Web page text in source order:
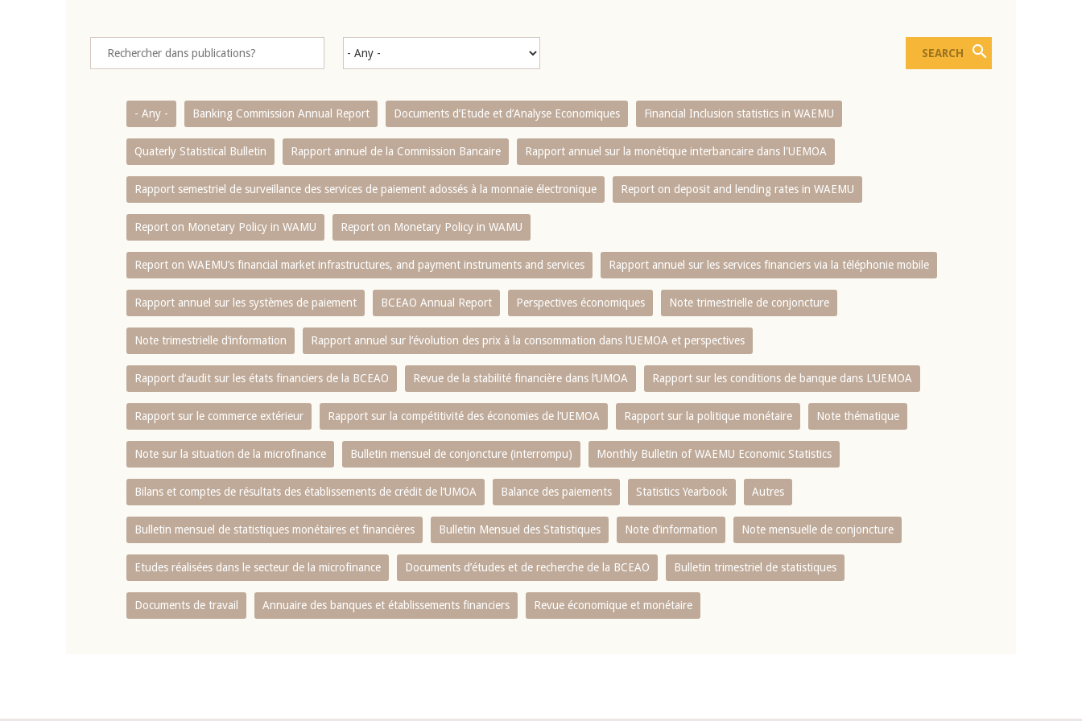
- Any - Banking Commission Annual Report Documents d’Etude et d’Analyse Economiques Financial Inclusion statistics in WAEMU
Quaterly Statistical Bulletin Rapport annuel de la Commission Bancaire Rapport annuel sur la monétique interbancaire dans l'UEMOA
Rapport semestriel de surveillance des services de paiement adossés à la monnaie électronique Report on deposit and lending rates in WAEMU
Report on Monetary Policy in WAMU Report on Monetary Policy in WAMU
Report on WAEMU’s financial market infrastructures, and payment instruments and services Rapport annuel sur les services financiers via la téléphonie mobile
Rapport annuel sur les systèmes de paiement BCEAO Annual Report Perspectives économiques Note trimestrielle de conjoncture
Note trimestrielle d‘information Rapport annuel sur l‘évolution des prix à la consommation dans l‘UEMOA et perspectives
Rapport d‘audit sur les états financiers de la BCEAO Revue de la stabilité financière dans l‘UMOA Rapport sur les conditions de banque dans L‘UEMOA
Rapport sur le commerce extérieur Rapport sur la compétitivité des économies de l‘UEMOA Rapport sur la politique monétaire Note thématique
Note sur la situation de la microfinance Bulletin mensuel de conjoncture (interrompu) Monthly Bulletin of WAEMU Economic Statistics
Bilans et comptes de résultats des établissements de crédit de l‘UMOA Balance des paiements Statistics Yearbook Autres
Bulletin mensuel de statistiques monétaires et financières Bulletin Mensuel des Statistiques Note d’information Note mensuelle de conjoncture
Etudes réalisées dans le secteur de la microfinance Documents d’études et de recherche de la BCEAO Bulletin trimestriel de statistiques
Documents de travail Annuaire des banques et établissements financiers Revue économique et monétaire